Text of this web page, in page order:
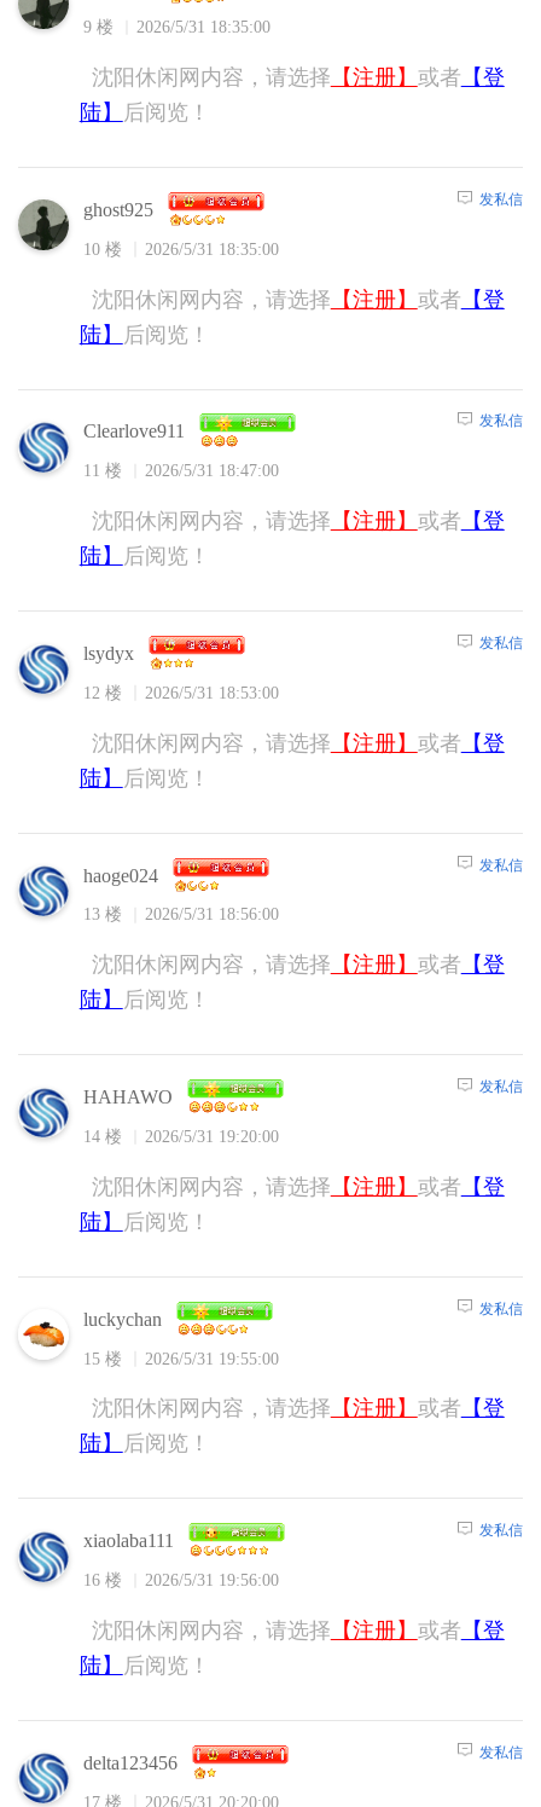
9 楼 2026/5/31 18:35:00
沈阳休闲网内容，请选择 【注册】 或者 【登
陆】
后阅览！
ghost925
10 楼 2026/5/31 18:35:00
发私信
沈阳休闲网内容，请选择 【注册】 或者 【登
陆】
后阅览！
Clearlove911
11 楼 2026/5/31 18:47:00
发私信
沈阳休闲网内容，请选择 【注册】 或者 【登
陆】
后阅览！
lsydyx
12 楼 2026/5/31 18:53:00
发私信
沈阳休闲网内容，请选择 【注册】 或者 【登
陆】
后阅览！
haoge024
13 楼 2026/5/31 18:56:00
发私信
沈阳休闲网内容，请选择 【注册】 或者 【登
陆】
后阅览！
HAHAWO
14 楼 2026/5/31 19:20:00
发私信
沈阳休闲网内容，请选择 【注册】 或者 【登
陆】
后阅览！
luckychan
15 楼 2026/5/31 19:55:00
发私信
沈阳休闲网内容，请选择 【注册】 或者 【登
陆】
后阅览！
xiaolaba111
16 楼 2026/5/31 19:56:00
发私信
沈阳休闲网内容，请选择 【注册】 或者 【登
陆】
后阅览！
delta123456
17 楼 2026/5/31 20:20:00
发私信